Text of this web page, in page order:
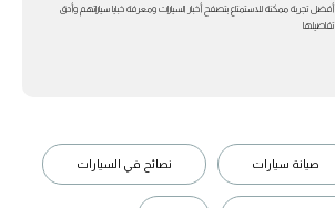
أفضل تجربة ممكنة للاستمتاع بتصفح أخبار السيارات ومعرفة خبايا سياراتهم وأدق
تفاصيلها
صيانة سيارات نصائح في السيارات